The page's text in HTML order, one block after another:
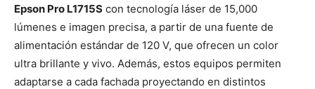
Epson Pro L1715S con tecnología láser de 15,000
lúmenes e imagen precisa, a partir de una fuente de
alimentación estándar de 120 V, que ofrecen un color
ultra brillante y vivo. Además, estos equipos permiten
adaptarse a cada fachada proyectando en distintos